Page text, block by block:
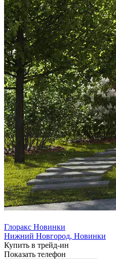
Глоракс Новинки
Нижний Новгород, Новинки
Купить в трейд-ин
Показать телефон